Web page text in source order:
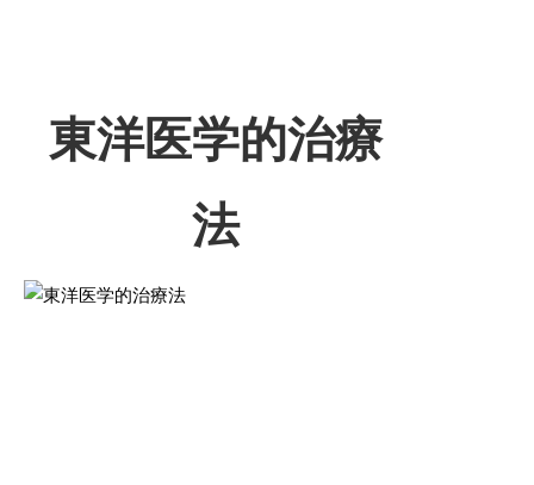
東洋医学的治療
法